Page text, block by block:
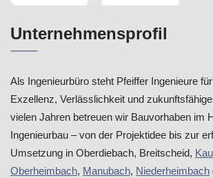
Unternehmensprofil
Als Ingenieurbüro steht Pfeiffer Ingenieure
Exzellenz, Verlässlichkeit und
vielen Jahren betreuen wir Bauvorhaben im
Ingenieurbau – von der Projektidee bis zur
Umsetzung in Oberdiebach, Breitscheid,
Oberheimbach, Manubach, Niederheimbach